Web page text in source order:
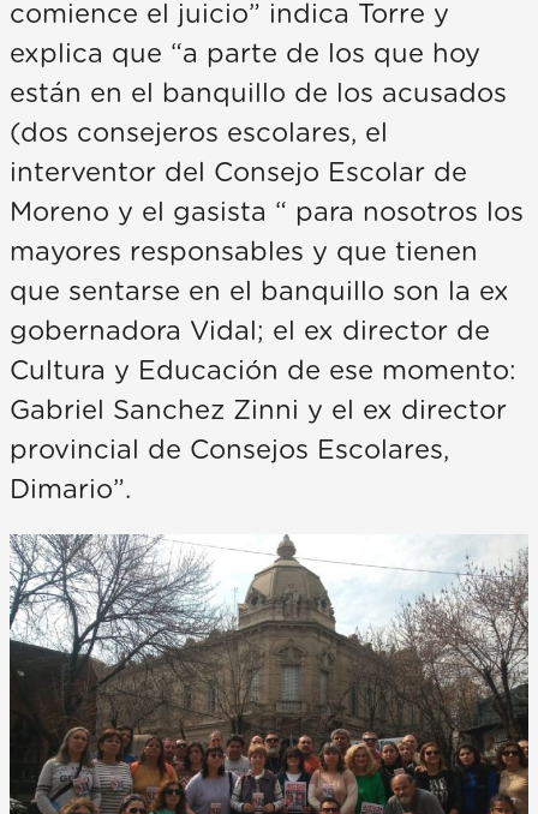
comience el juicio” indica Torre y
explica que “a parte de los que hoy
están en el banquillo de los acusados
(dos consejeros escolares, el
interventor del Consejo Escolar de
Moreno y el gasista “ para nosotros los
mayores responsables y que tienen
que sentarse en el banquillo son la ex
gobernadora Vidal; el ex director de
Cultura y Educación de ese momento:
Gabriel Sanchez Zinni y el ex director
provincial de Consejos Escolares,
Dimario”.